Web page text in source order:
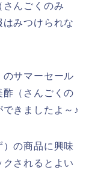
んごくのみ
みつけられな
サマーセール
（さんごくの
きましたよ～♪
の商品に興味
されるとよい